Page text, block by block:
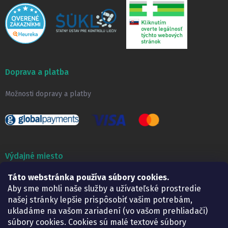
Táto webstránka používa súbory cookies.
Aby sme mohli naše služby a užívateľské prostredie
našej stránky lepšie prispôsobiť vašim potrebám,
ukladáme na vašom zariadení (vo vašom prehliadači)
súbory cookies. Cookies sú malé textové súbory
Doprava a platba
Možnosti dopravy a platby
Výdajné miesto
Lekáreň ADONAI
Košice – Smetanova 2
Pondelok:
07.30 – 15.30 h.
Utorok:
07.30 – 16.00 h.
Streda:
07.30 – 16.00 h.